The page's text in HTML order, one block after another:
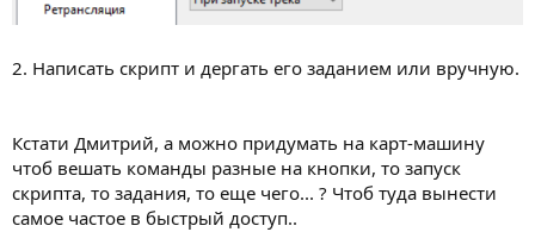
2. Написать скрипт и дергать его заданием или вручную.
Кстати Дмитрий, а можно придумать на карт-машину
чтоб вешать команды разные на кнопки, то запуск
скрипта, то задания, то еще чего... ? Чтоб туда вынести
самое частое в быстрый доступ..